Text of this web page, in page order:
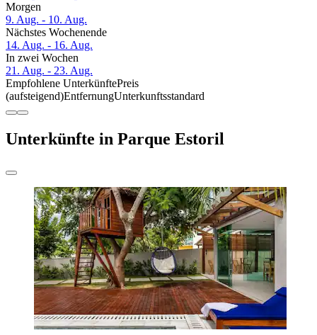
Morgen
9. Aug. - 10. Aug.
Nächstes Wochenende
14. Aug. - 16. Aug.
In zwei Wochen
21. Aug. - 23. Aug.
Empfohlene UnterkünftePreis
(aufsteigend)EntfernungUnterkunftsstandard
Unterkünfte in Parque Estoril